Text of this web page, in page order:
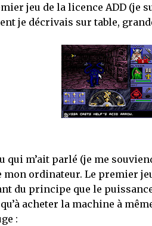
jeu de la licence ADD (je
je décrivais sur table,
qui m’ait parlé (je me
ordinateur. Le premier
du principe que le
acheter la machine à
: